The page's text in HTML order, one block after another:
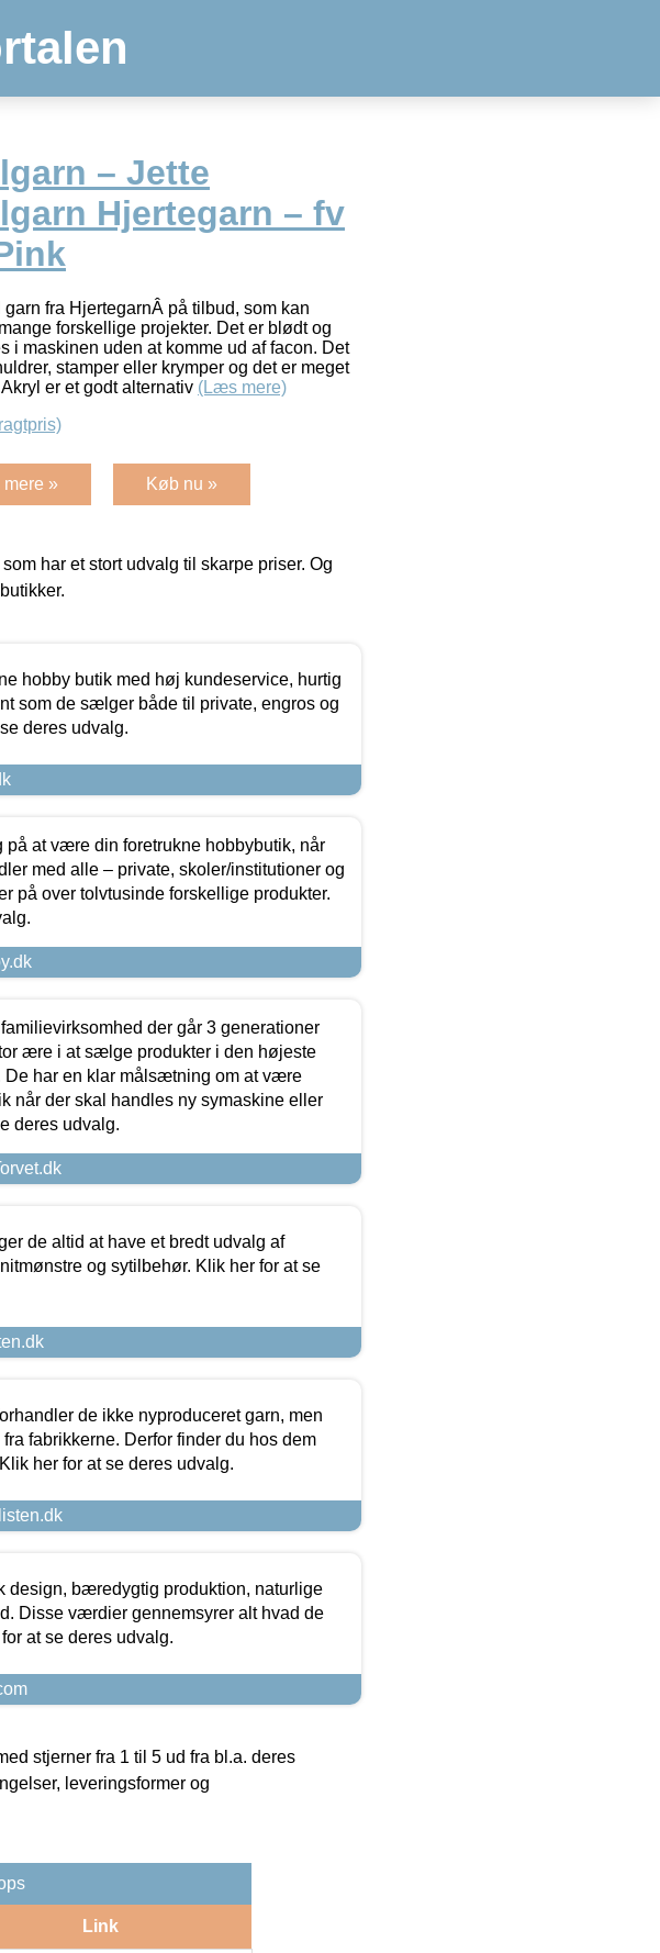
– Jette
Hjertegarn – fv
garn fra HjertegarnÂ på tilbud, som kan
forskellige projekter. Det er blødt og
i maskinen uden at komme ud af facon. Det
stamper eller krymper og det er meget
er et godt alternativ (Læs mere)
» Køb nu »
som har et stort udvalg til skarpe priser. Og
hobby butik med høj kundeservice, hurtig
som de sælger både til private, engros og
deres udvalg.
at være din foretrukne hobbybutik, når
med alle – private, skoler/institutioner og
på over tolvtusinde forskellige produkter.
der går 3 generationer
ære i at sælge produkter i den højeste
De har en klar målsætning om at være
når der skal handles ny symaskine eller
deres udvalg.
de altid at have et bredt udvalg af
og sytilbehør. Klik her for at se
de ikke nyproduceret garn, men
fabrikkerne. Derfor finder du hos dem
her for at se deres udvalg.
design, bæredygtig produktion, naturlige
Disse værdier gennemsyrer alt hvad de
at se deres udvalg.
stjerner fra 1 til 5 ud fra bl.a. deres
leveringsformer og
Link